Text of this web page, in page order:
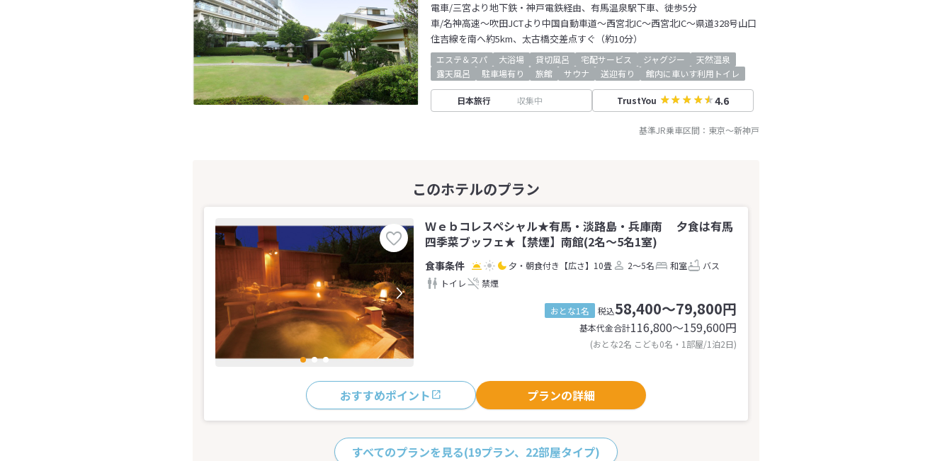
電車/三宮より地下鉄・神戸電鉄経由、有馬温泉駅下車、徒歩5分
車/名神高速～吹田JCTより中国自動車道～西宮北IC～西宮北IC～県道328号山口
住吉線を南へ約5km、太古橋交差点すぐ（約10分）
エステ＆スパ 大浴場 貸切風呂 宅配サービス ジャグジー
天然温泉
露天風呂
駐車場有り 旅館 サウナ 送迎有り 館内に車いす利用トイレ
日本旅行 収集中 TrustYou 4.6
基準JR乗車区間： 東京～新神戸
Ｗｅｂコレスペシャル★有馬・淡路島・兵庫南 夕食は有馬
四季菜ブッフェ★【禁煙】南館(2名～5名1室)
夕・朝食付き 【広さ】10畳 2～5名 和室
バス
トイレ
禁煙
おとな1名 税込58,400～79,800円
基本代金合計116,800〜159,600円
(おとな2名 こども0名・1部屋/1泊2日)
おすすめポイント プランの詳細
すべてのプランを見る(19プラン、22部屋タイプ)